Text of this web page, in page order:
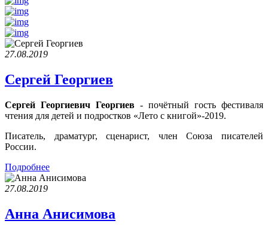
27.08.2019
Сергей Георгиев
Сергей Георгиевич Георгиев - почётный гость фестиваля
чтения для детей и подростков «Лето с книгой»-2019.
Писатель, драматург, сценарист, член Союза писателей
России.
Подробнее
27.08.2019
Анна Анисимова